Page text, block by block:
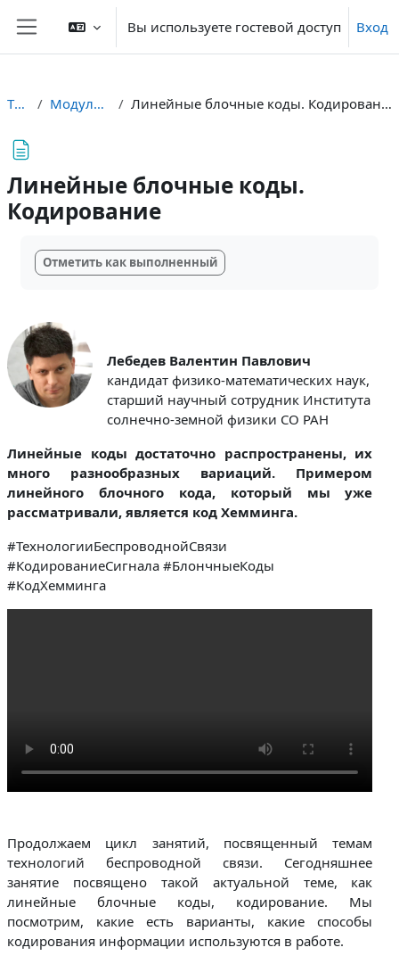
Перейти к основному содержанию
Боковая панель
Вы используете гостевой доступ Вход
ТБС Модуль 1 Линейные блочные коды. Кодирование
Линейные блочные коды.
Кодирование
Отметить как выполненный
Лебедев Валентин Павлович
кандидат физико-математических наук,
старший научный сотрудник Института
солнечно-земной физики СО РАН
Линейные коды достаточно распространены, их
много разнообразных вариаций. Примером
линейного блочного кода, который мы уже
рассматривали, является код Хемминга.
#ТехнологииБеспроводнойСвязи
#КодированиеСигнала #БлончныеКоды
#КодХемминга
Продолжаем цикл занятий, посвященный темам
технологий беспроводной связи. Сегодняшнее
занятие посвящено такой актуальной теме, как
линейные блочные коды, кодирование. Мы
посмотрим, какие есть варианты, какие способы
кодирования информации используются в работе.